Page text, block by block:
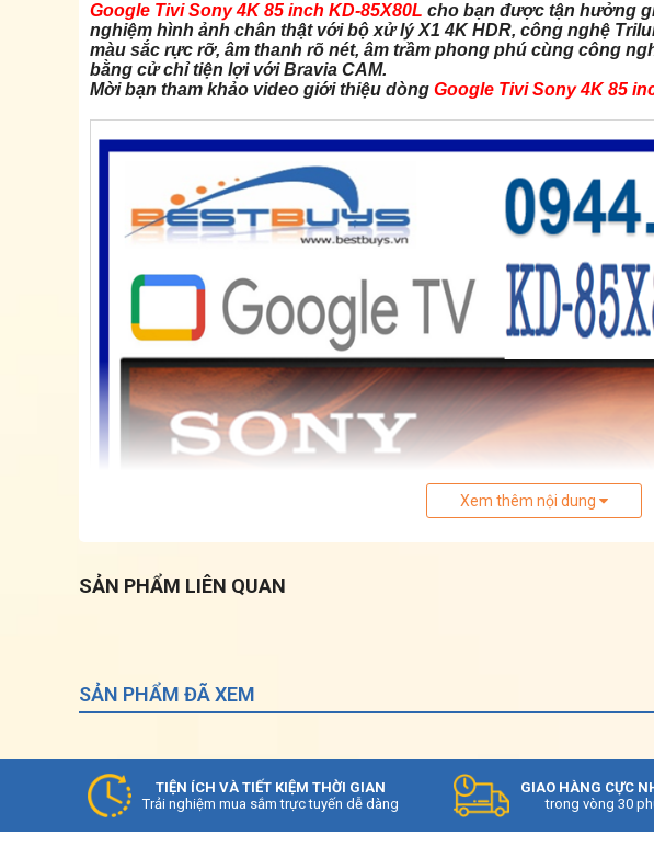
Google Tivi Sony 4K 85 inch KD-85X80L cho bạn được tận hưởng
nghiệm hình ảnh chân thật với bộ xử lý X1 4K HDR, công nghệ
màu sắc rực rỡ, âm thanh rõ nét, âm trầm phong phú cùng công
bằng cử chỉ tiện lợi với Bravia CAM.
Mời bạn tham khảo video giới thiệu dòng Google Tivi Sony 4K 85
Xem thêm nội dung
SẢN PHẨM LIÊN QUAN
SẢN PHẨM ĐÃ XEM
TIỆN ÍCH VÀ TIẾT KIỆM THỜI GIAN
Trải nghiệm mua sắm trực tuyến dễ dàng
GIAO HÀNG CỰC
trong vòng 30